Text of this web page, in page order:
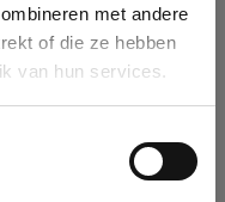
met andere
of die ze hebben
van hun services.
by name, VAT or
it will auto-complete the
database, you can create